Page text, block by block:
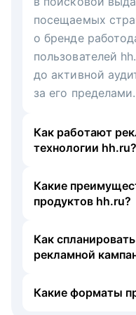
посещаемых
о бренде
пользователей
до активной
за его пределами.
Как работают
технологии hh.ru?
Какие
продуктов hh.ru?
Как
рекламной
Какие форматы